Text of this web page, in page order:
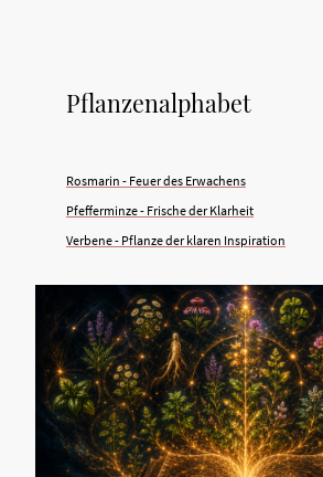
Pflanzenalphabet
Rosmarin - Feuer des Erwachens
Pfefferminze - Frische der Klarheit
Verbene - Pflanze der klaren Inspiration